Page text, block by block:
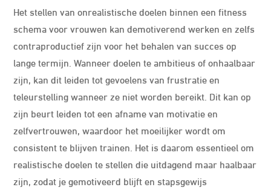
Het stellen van onrealistische doelen binnen een fitness
schema voor vrouwen kan demotiverend werken en zelfs
contraproductief zijn voor het behalen van succes op
lange termijn. Wanneer doelen te ambitieus of onhaalbaar
zijn, kan dit leiden tot gevoelens van frustratie en
teleurstelling wanneer ze niet worden bereikt. Dit kan op
zijn beurt leiden tot een afname van motivatie en
zelfvertrouwen, waardoor het moeilijker wordt om
consistent te blijven trainen. Het is daarom essentieel om
realistische doelen te stellen die uitdagend maar haalbaar
zijn, zodat je gemotiveerd blijft en stapsgewijs